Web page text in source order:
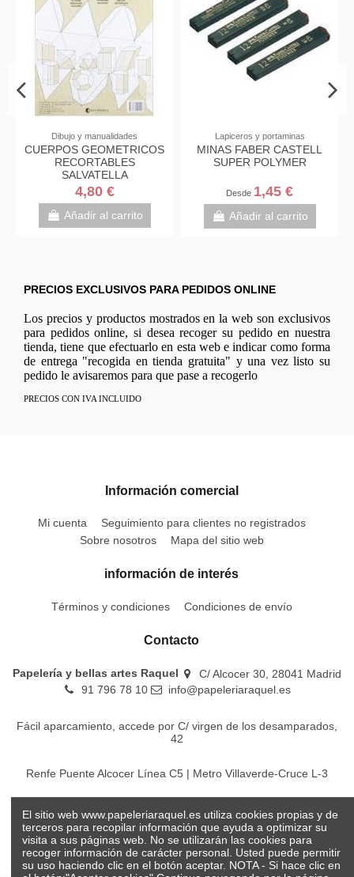
Dibujo y manualidades
CUERPOS GEOMETRICOS
RECORTABLES
SALVATELLA
4,80 €
Añadir al carrito
Lapiceros y portaminas
MINAS FABER CASTELL
SUPER POLYMER
Desde1,45 €
Añadir al carrito
PRECIOS EXCLUSIVOS PARA PEDIDOS ONLINE
Los precios y productos mostrados en la web son exclusivos
para pedidos online, si desea recoger su pedido en nuestra
tienda, tiene que efectuarlo en esta web e indicar como forma
de entrega "recogida en tienda gratuita" y una vez listo su
pedido le avisaremos para que pase a recogerlo
PRECIOS CON IVA INCLUIDO
Información comercial
Mi cuenta
Seguimiento para clientes no registrados
Sobre nosotros
Mapa del sitio web
información de interés
Términos y condiciones Condiciones de envío
Contacto
Papelería y bellas artes Raquel
C/ Alcocer 30, 28041 Madrid
91 796 78 10
info@papeleriaraquel.es
Fácil aparcamiento, accede por C/ virgen de los desamparados,
42
Renfe Puente Alcocer Línea C5 | Metro Villaverde-Cruce L-3
El sitio web www.papeleriaraquel.es utiliza cookies propias y de
terceros para recopilar información que ayuda a optimizar su
visita a sus páginas web. No se utilizarán las cookies para
recoger información de carácter personal. Usted puede permitir
su uso haciendo clic en el botón aceptar. NOTA - Si hace clic en